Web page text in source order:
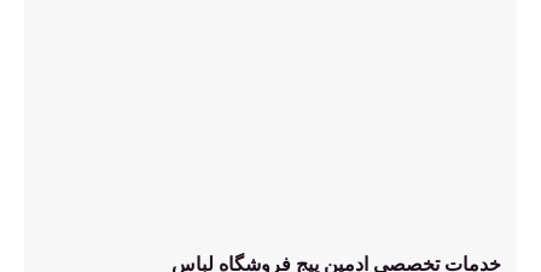
خدمات تخصصی ادمین پیج فروشگاه لباس